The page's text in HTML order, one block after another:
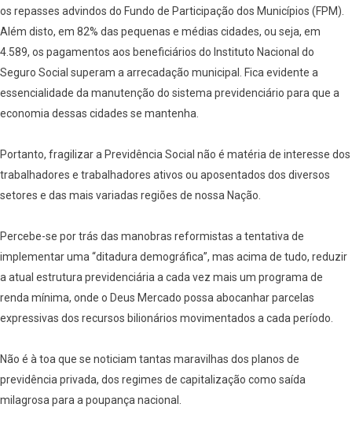
os repasses advindos do Fundo de Participação dos Municípios (FPM).
Além disto, em 82% das pequenas e médias cidades, ou seja, em
4.589, os pagamentos aos beneficiários do Instituto Nacional do
Seguro Social superam a arrecadação municipal. Fica evidente a
essencialidade da manutenção do sistema previdenciário para que a
economia dessas cidades se mantenha.
Portanto, fragilizar a Previdência Social não é matéria de interesse dos
trabalhadores e trabalhadores ativos ou aposentados dos diversos
setores e das mais variadas regiões de nossa Nação.
Percebe-se por trás das manobras reformistas a tentativa de
implementar uma “ditadura demográfica”, mas acima de tudo, reduzir
a atual estrutura previdenciária a cada vez mais um programa de
renda mínima, onde o Deus Mercado possa abocanhar parcelas
expressivas dos recursos bilionários movimentados a cada período.
Não é à toa que se noticiam tantas maravilhas dos planos de
previdência privada, dos regimes de capitalização como saída
milagrosa para a poupança nacional.